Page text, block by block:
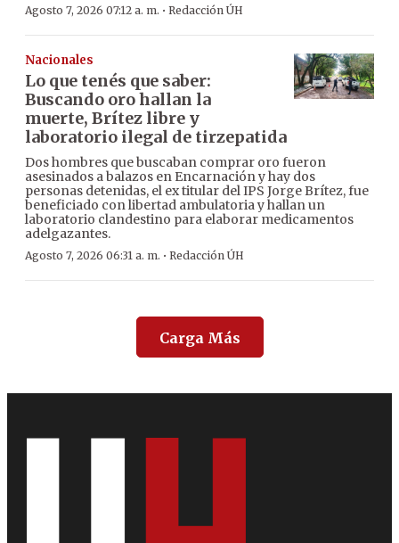
Agosto 7, 2026 07:12 a. m. · Redacción ÚH
Nacionales
Lo que tenés que saber:
Buscando oro hallan la
muerte, Brítez libre y
laboratorio ilegal de tirzepatida
Dos hombres que buscaban comprar oro fueron
asesinados a balazos en Encarnación y hay dos
personas detenidas, el ex titular del IPS Jorge Brítez, fue
beneficiado con libertad ambulatoria y hallan un
laboratorio clandestino para elaborar medicamentos
adelgazantes.
Agosto 7, 2026 06:31 a. m. · Redacción ÚH
Carga Más